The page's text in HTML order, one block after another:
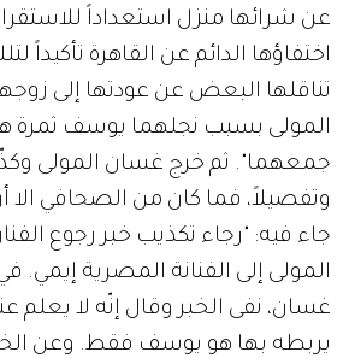
عن شرائها منزل استعداداً
اختفاؤها الدائم عن القاهرة تأكيداً
تناقلها البعض عن عودتها إلى
المولى بسبب نجلهما يوسف ثمرة
جمعهما". ثم خرج غسان المولى
وتفصيلاً، فما كان من الصحافي الا
جاء فيه: "رجاء تكذيب خبر رجوع
المولى إلى الفنانة المصرية إيمي.
غسان، نفى الخبر وقال إنّه لا يعلم
يربطه بها هو يوسف فقط. وعن